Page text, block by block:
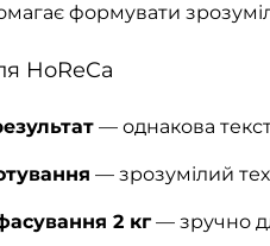
формувати
HoReCa
— однакова
— зрозумілий
2 кг— зручно